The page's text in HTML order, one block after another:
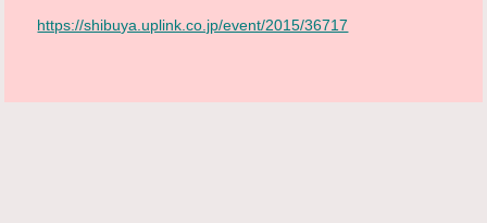
https://shibuya.uplink.co.jp/event/2015/36717